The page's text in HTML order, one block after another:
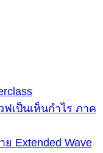
ฟเป็นเห็นกำไร ภาค
Extended Wave